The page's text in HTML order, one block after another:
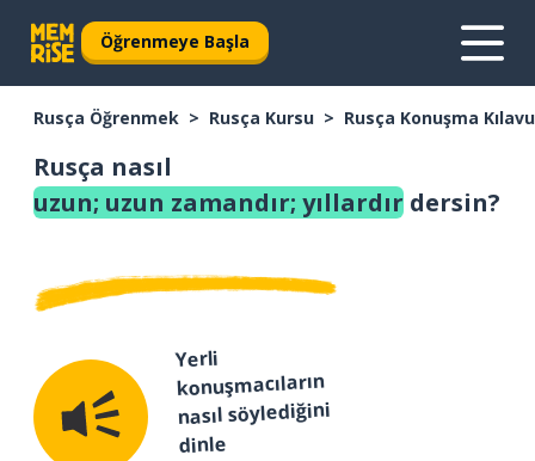
Öğrenmeye Başla
Rusça Öğrenmek Rusça Kursu Rusça Konuşma
Rusça nasıl
uzun; uzun zamandır; yıllardır dersin?
Yerli
konuşmacıların
nasıl söylediğini
dinle